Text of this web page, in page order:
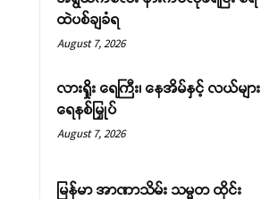
ထဲပစ်ချခံရ
August 7, 2026
လားရှိုး ရေကြီး၊ နေအိမ်နှင့် လယ်များ
ရေနစ်မြှုပ်
August 7, 2026
မြန်မာ အာဏာသိမ်း သမ္မတ ထိုင်း